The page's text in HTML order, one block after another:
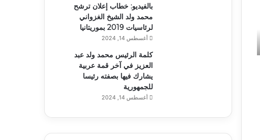
بالفيديو: خطاب إعلان ترشح
محمد ولد الشيخ الغزواني
لرئاسيات 2019 بموريتانيا
أغسطس 14, 2024
كلمة الرئيس محمد ولد عبد
العزيز في آخر قمة عربية
يشارك فيها بصفته رئيسا
للجمهورية
أغسطس 14, 2024